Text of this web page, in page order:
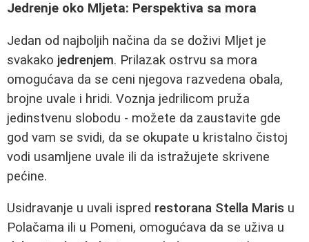
Jedrenje oko Mljeta: Perspektiva sa mora
Jedan od najboljih načina da se doživi Mljet je
svakako jedrenjem. Prilazak ostrvu sa mora
omogućava da se ceni njegova razvedena obala,
brojne uvale i hridi. Voznja jedrilicom pruža
jedinstvenu slobodu - možete da zaustavite gde
god vam se svidi, da se okupate u kristalno čistoj
vodi usamljene uvale ili da istražujete skrivene
pećine.
Usidravanje u uvali ispred restorana Stella Maris u
Polačama ili u Pomeni, omogućava da se uživa u